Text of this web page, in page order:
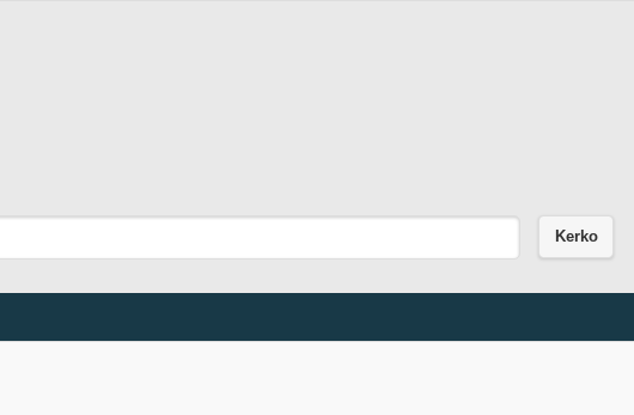
Kerko